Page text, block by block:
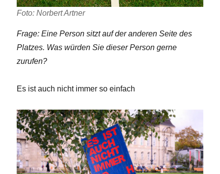
Foto: Norbert Artner
Frage: Eine Person sitzt auf der anderen Seite des
Platzes. Was würden Sie dieser Person gerne
zurufen?
Es ist auch nicht immer so einfach